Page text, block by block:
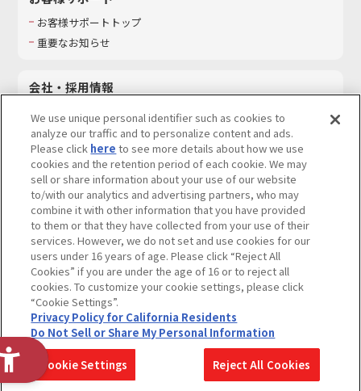
お客様サポートトップ
重要なお知らせ
会社・採用情報
採用情報
サステナビリティ
お問い合わせ
ウェブサイトご利用条件 ソーシャルメディアポリシー
個人情報及び特定個人情報等の取り扱いに関する保護方針
Do Not Sell or Share My Personal Information著作権・商標について
カスタマーハラスメントに対する基本的な対応方針
コピーライト一覧を表示する
We use unique personal identifier such as cookies to
analyze our traffic and to personalize content and ads.
Please click here to see more details about how we use
cookies and the retention period of each cookie. We may
sell or share information about your use of our website
to/with our analytics and advertising partners, who may
combine it with other information that you have provided
to them or that they have collected from your use of their
services. However, we do not set and use cookies for our
users under 16 years of age. Please click “Reject All
Cookies” if you are under the age of 16 or to reject all
cookies. To customize your cookie settings, please click
“Cookie Settings”.
Privacy Policy for California Residents
Do Not Sell or Share My Personal Information
Cookie Settings Reject All Cookies